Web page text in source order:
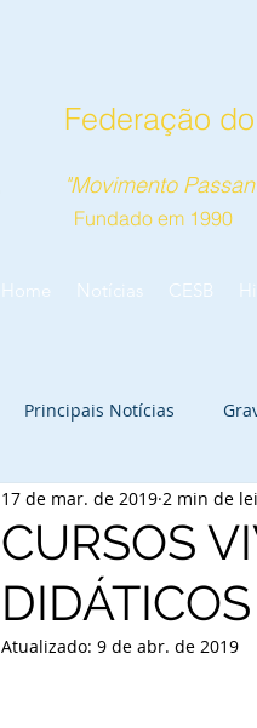
Federação
"Movimento
Fundado em 1990
Home Notícias CESB
Principais Notícias
CURSOS
DIDÁTICOS
17 de mar. de 2019 2 min de
Atualizado: 9 de abr. de 2019